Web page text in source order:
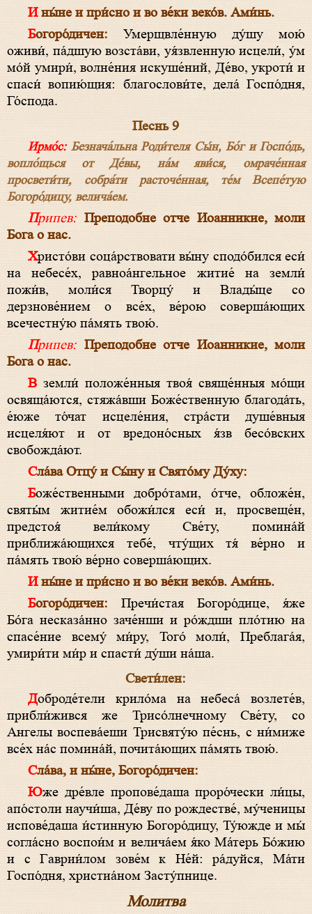
И ны́не и при́сно и во ве́ки веко́в. Ами́нь.
Богоро́дичен:Умерщвле́нную ду́шу мою́
оживи́, па́дшую возста́ви, уя́звленную исцели́, у́м
мо́й умири́, волне́ния искуше́ний, Де́во, укроти́ и
спаси́ вопию́щия: благослови́те, дела́ Госпо́дня,
Го́спода.
Песнь 9
Ирмо́с:Безнача́льна Роди́теля Сы́н, Бо́г и Госпо́дь,
вопло́щься от Де́вы, на́м яви́ся, омраче́нная
просвети́ти, собра́ти расточе́нная, те́м Всепе́тую
Богоро́дицу, велича́ем.
Припев: Преподобне отче Иоанникие, моли
Бога о нас.
Христо́ви соца́рствовати вы́ну сподо́бился еси́
на небесе́х, равноа́нгельное житие́ на земли́
пожи́в, моли́ся Творцу́ и Влады́це со
дерзнове́нием о все́х, ве́рою соверша́ющих
всечестну́ю па́мять твою́.
Припев: Преподобне отче Иоанникие, моли
Бога о нас.
В земли́ положе́нныя твоя́ свяще́нныя мо́щи
освяща́ются, стяжа́вши Боже́ственную благода́ть,
е́юже то́чат исцеле́ния, стра́сти душе́вныя
исцеля́ют и от вредоно́сных я́зв бесо́вских
свобожда́ют.
Сла́ва Отцу́ и Сы́ну и Свято́му Ду́ху:
Боже́ственными добро́тами, о́тче, обложе́н,
святы́м житие́м обожи́лся еси́ и, просвеще́н,
предстоя́ вели́кому Све́ту, помина́й
приближа́ющихся тебе́, чту́щих тя́ ве́рно и
па́мять твою́ ве́рно соверша́ющих.
И ны́не и при́сно и во ве́ки веко́в. Ами́нь.
Богоро́дичен: Пречи́стая Богоро́дице, я́же
Бо́га несказа́нно заче́нши и ро́ждши пло́тию на
спасе́ние всему́ ми́ру, Того́ моли́, Преблага́я,
умири́ти ми́р и спасти́ ду́ши на́ша.
Свети́лен:
Доброде́тели крило́ма на небеса́ возлете́в,
прибли́жився же Трисо́лнечному Све́ту, со
Ангелы воспева́еши Трисвяту́ю пе́снь, с ни́миже
все́х на́с помина́й, почита́ющих па́мять твою́.
Сла́ва, и ны́не, Богоро́дичен:
Юже дре́вле пропове́даша проро́чески ли́цы,
апо́столи научи́ша, Де́ву по рождестве́, му́ченицы
испове́даша и́стинную Богоро́дицу, Ту́южде и мы́
согла́сно воспои́м и велича́ем я́ко Ма́терь Бо́жию
и с Гаврии́лом зове́м к Не́й: ра́дуйся, Ма́ти
Госпо́дня, христиа́ном Засту́пнице.
Молитва